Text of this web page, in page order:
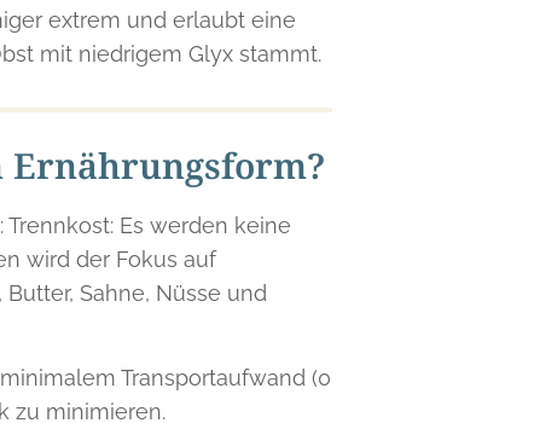
extrem und erlaubt eine
mit niedrigem Glyx stammt.
Es werden keine
wird der Fokus auf
Sahne, Nüsse und
Transportaufwand (0
zu minimieren.